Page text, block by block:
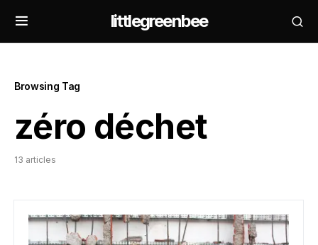
littlegreenbee
Browsing Tag
zéro déchet
13 articles